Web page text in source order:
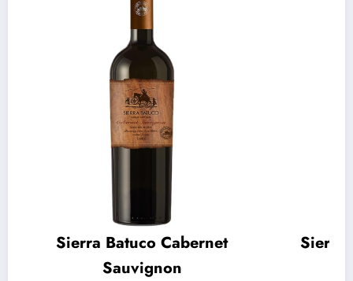
Sierra Batuco Cabernet
Sauvignon
Sierra